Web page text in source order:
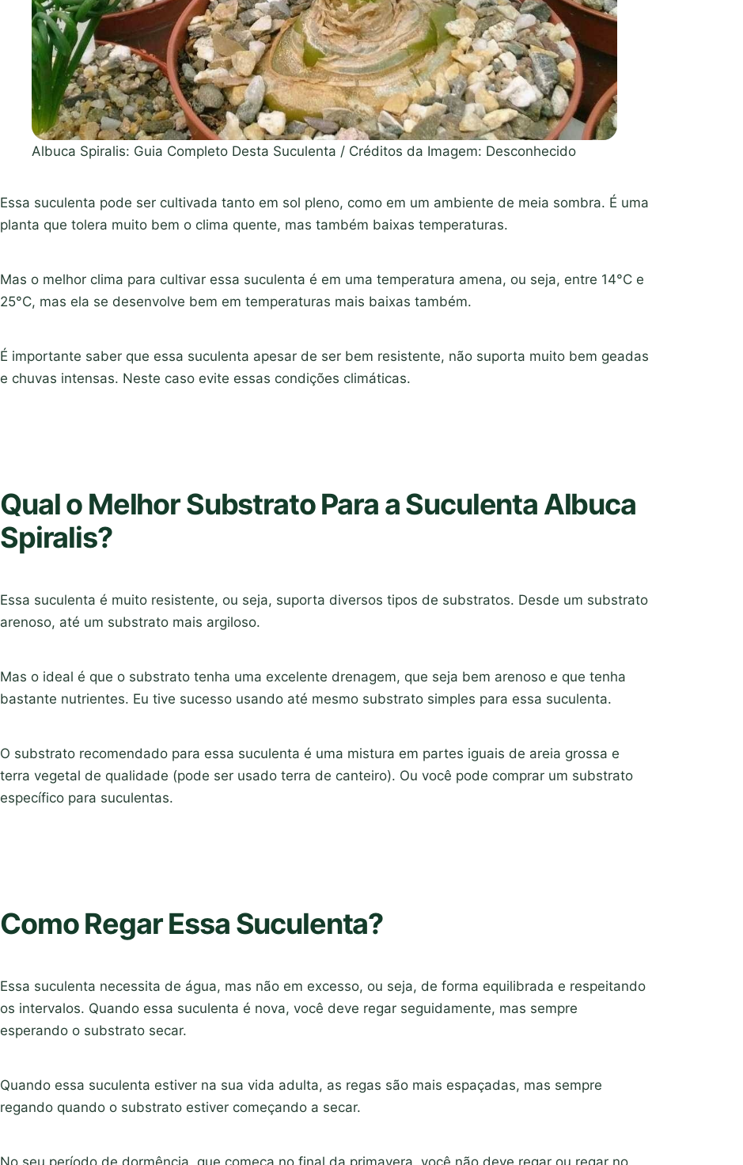
Albuca Spiralis: Guia Completo Desta Suculenta / Créditos da Imagem: Desconhecido
Essa suculenta pode ser cultivada tanto em sol pleno, como em um ambiente de meia sombra. É uma
planta que tolera muito bem o clima quente, mas também baixas temperaturas.
Mas o melhor clima para cultivar essa suculenta é em uma temperatura amena, ou seja, entre 14°C e
25°C, mas ela se desenvolve bem em temperaturas mais baixas também.
É importante saber que essa suculenta apesar de ser bem resistente, não suporta muito bem geadas
e chuvas intensas. Neste caso evite essas condições climáticas.
Qual o Melhor Substrato Para a Suculenta Albuca
Spiralis?
Essa suculenta é muito resistente, ou seja, suporta diversos tipos de substratos. Desde um substrato
arenoso, até um substrato mais argiloso.
Mas o ideal é que o substrato tenha uma excelente drenagem, que seja bem arenoso e que tenha
bastante nutrientes. Eu tive sucesso usando até mesmo substrato simples para essa suculenta.
O substrato recomendado para essa suculenta é uma mistura em partes iguais de areia grossa e
terra vegetal de qualidade (pode ser usado terra de canteiro). Ou você pode comprar um substrato
específico para suculentas.
Como Regar Essa Suculenta?
Essa suculenta necessita de água, mas não em excesso, ou seja, de forma equilibrada e respeitando
os intervalos. Quando essa suculenta é nova, você deve regar seguidamente, mas sempre
esperando o substrato secar.
Quando essa suculenta estiver na sua vida adulta, as regas são mais espaçadas, mas sempre
regando quando o substrato estiver começando a secar.